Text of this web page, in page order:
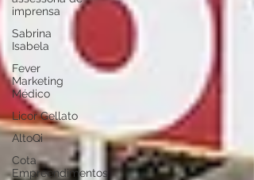
imprensa
Sabrina
Isabela
Fever
Marketing
Médico
Licor Gellato
AltoQi
Cota
Empreendimentos